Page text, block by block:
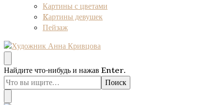
Картины с цветами
Kартины девушек
Пейзаж
Художник Анна Кривцова
Оригинальные картины маслом
Ищите
что-
то?
Найдите что-нибудь и нажав Enter.